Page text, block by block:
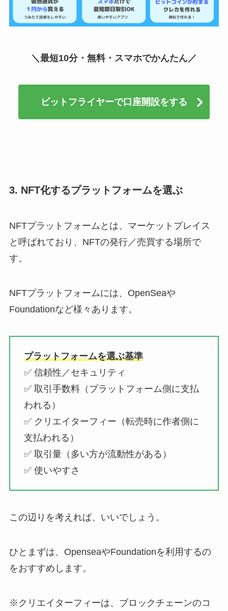
＼最短10分・無料・スマホでかんたん／
ビットフライヤーで口座開設をする
3. NFT化するプラットフォームを選ぶ
NFTプラットフォームとは、マーケットプレイス
と呼ばれており、NFTの発行／売買する場所で
す。
NFTプラットフォームには、OpenSeaや
Foundationなど様々あります。
プラットフォームを選ぶ基準
✅ 信頼性／セキュリティ
✅ 取引手数料（プラットフォーム側に支払
われる）
✅ クリエイターフィー（転売時に作者側に
支払われる）
✅ 取引量（多い方が流動性がある）
✅ 使いやすさ
この辺りを考えれば、いいでしょう。
ひとまずは、OpenseaやFoundationを利用するの
をおすすめします。
※クリエイターフィーは、ブロックチェーンのコ